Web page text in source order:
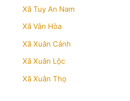
Xã Tuy An Nam
Xã Vân Hòa
Xã Xuân Cảnh
Xã Xuân Lộc
Xã Xuân Thọ